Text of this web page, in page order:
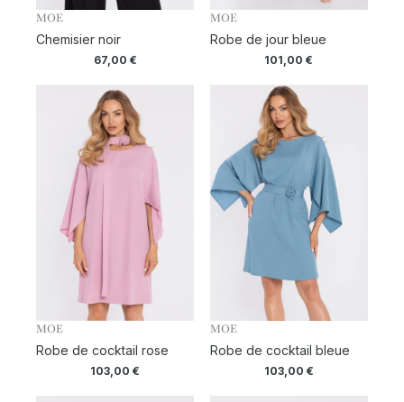
MOE
Chemisier noir
67,00 €
MOE
Robe de jour bleue
101,00€
MOE
Robe de cocktail rose
103,00€
MOE
Robe de cocktail bleue
103,00 €